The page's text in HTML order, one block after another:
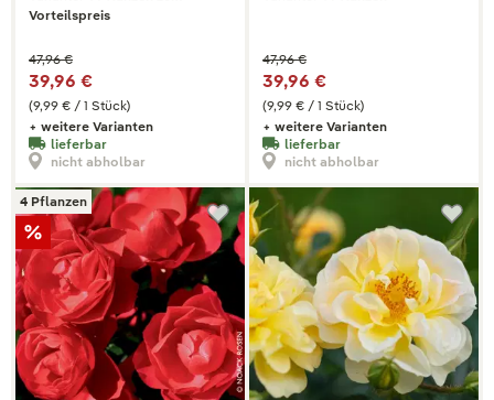
Vorteilspreis
(9,99 € / 1 Stück)
47,96 €
39,96 €
+ weitere Varianten
lieferbar
nicht abholbar
(9,99 € / 1 Stück)
47,96 €
39,96 €
+ weitere Varianten
lieferbar
nicht abholbar
4 Pflanzen